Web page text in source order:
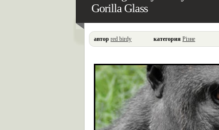
Gorilla Glass
автор red birdy категория Різне